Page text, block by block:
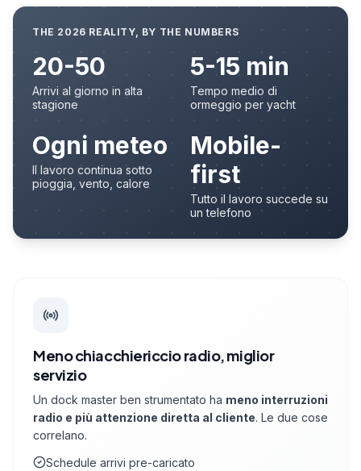
THE 2026 REALITY, BY THE NUMBERS
20-50
Arrivi al giorno in alta
stagione
5-15 min
Tempo medio di
ormeggio per yacht
Ogni meteo
Il lavoro continua sotto
pioggia, vento, calore
Mobile-
first
Tutto il lavoro succede su
un telefono
Meno chiacchiericcio radio, miglior
servizio
Un dock master ben strumentato ha meno interruzioni
radio e più attenzione diretta al cliente. Le due cose
correlano.
Schedule arrivi pre-caricato